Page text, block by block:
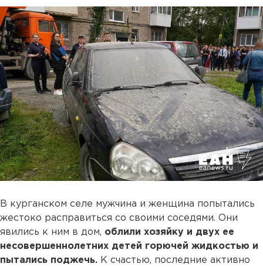
В курганском селе мужчина и женщина попытались
жестоко расправиться со своими соседями. Они
явились к ним в дом, облили хозяйку и двух ее
несовершеннолетних детей горючей жидкостью и
пытались поджечь. К счастью, последние активно